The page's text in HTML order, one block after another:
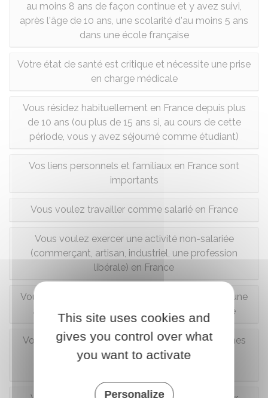
au moins 8 ans de façon continue et y avez suivi,
après l'âge de 10 ans, une scolarité d'au moins 5 ans
dans une école française
Votre état de santé est critique et nécessite une prise
en charge médicale
Vous résidez habituellement en France depuis plus
de 10 ans (ou plus de 15 ans si, au cours de cette
période, vous y avez séjourné comme étudiant)
Vos liens personnels et familiaux en France sont
importants
Vous voulez travailler comme salarié en France
Vous voulez exercer une activité non-salariée
(commerçant, artisan, industriel, une profession
libérale) en France
Vous voulez exercer temporairement en France une
activité salariée chez un employeur déterminé
Vous venez pour mener des travaux de recherches
ou dispenser un enseignement de niveau
This site uses cookies and
gives you control over what
you want to activate
Personalize